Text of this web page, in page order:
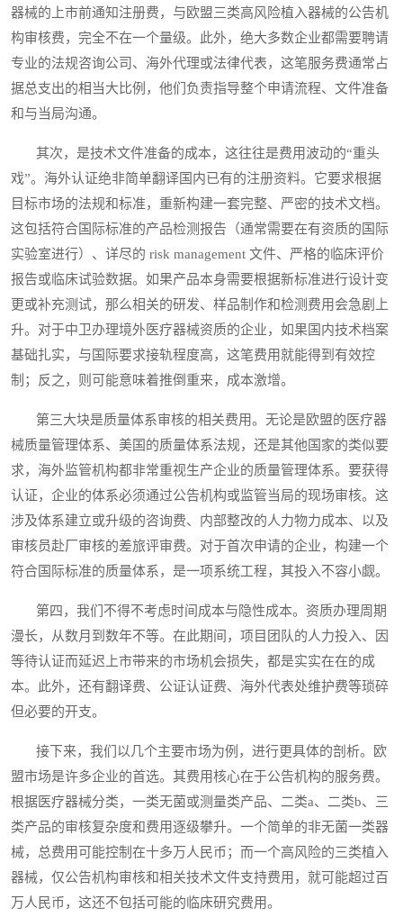
器械的上市前通知注册费，与欧盟三类高风险植入器械的公告机
构审核费，完全不在一个量级。此外，绝大多数企业都需要聘请
专业的法规咨询公司、海外代理或法律代表，这笔服务费通常占
据总支出的相当大比例，他们负责指导整个申请流程、文件准备
和与当局沟通。
其次，是技术文件准备的成本，这往往是费用波动的“重头
戏”。海外认证绝非简单翻译国内已有的注册资料。它要求根据
目标市场的法规和标准，重新构建一套完整、严密的技术文档。
这包括符合国际标准的产品检测报告（通常需要在有资质的国际
实验室进行）、详尽的 risk management 文件、严格的临床评价
报告或临床试验数据。如果产品本身需要根据新标准进行设计变
更或补充测试，那么相关的研发、样品制作和检测费用会急剧上
升。对于中卫办理境外医疗器械资质的企业，如果国内技术档案
基础扎实，与国际要求接轨程度高，这笔费用就能得到有效控
制；反之，则可能意味着推倒重来，成本激增。
第三大块是质量体系审核的相关费用。无论是欧盟的医疗器
械质量管理体系、美国的质量体系法规，还是其他国家的类似要
求，海外监管机构都非常重视生产企业的质量管理体系。要获得
认证，企业的体系必须通过公告机构或监管当局的现场审核。这
涉及体系建立或升级的咨询费、内部整改的人力物力成本、以及
审核员赴厂审核的差旅评审费。对于首次申请的企业，构建一个
符合国际标准的质量体系，是一项系统工程，其投入不容小觑。
第四，我们不得不考虑时间成本与隐性成本。资质办理周期
漫长，从数月到数年不等。在此期间，项目团队的人力投入、因
等待认证而延迟上市带来的市场机会损失，都是实实在在的成
本。此外，还有翻译费、公证认证费、海外代表处维护费等琐碎
但必要的开支。
接下来，我们以几个主要市场为例，进行更具体的剖析。欧
盟市场是许多企业的首选。其费用核心在于公告机构的服务费。
根据医疗器械分类，一类无菌或测量类产品、二类a、二类b、三
类产品的审核复杂度和费用逐级攀升。一个简单的非无菌一类器
械，总费用可能控制在十多万人民币；而一个高风险的三类植入
器械，仅公告机构审核和相关技术文件支持费用，就可能超过百
万人民币，这还不包括可能的临床研究费用。